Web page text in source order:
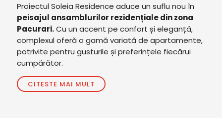
Proiectul Soleia Residence aduce un suflu nou în
peisajul ansamblurilor rezidențiale din zona
Pacurari.Cu un accent pe confort și eleganță,
complexul oferă o gamă variată de apartamente,
potrivite pentru gusturile și preferințele fiecărui
cumpărător.
CITESTE MAI MULT